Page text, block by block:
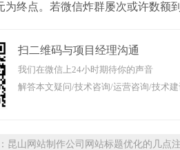
终点。若微信炸群屡次或许数额
扫二维码与项目经理沟通
我们在微信上24小时期待你的声音
解答本文疑问/技术咨询/运营咨询/技术
昆山网站制作公司网站标题优化的几点